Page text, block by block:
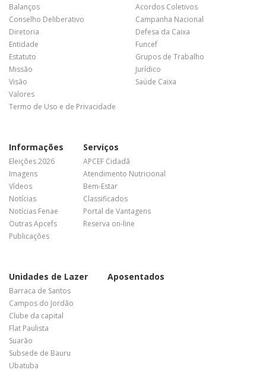
Balanços
Conselho Deliberativo
Diretoria
Entidade
Estatuto
Missão
Visão
Valores
Termo de Uso e de Privacidade
Acordos Coletivos
Campanha Nacional
Defesa da Caixa
Funcef
Grupos de Trabalho
Jurídico
Saúde Caixa
Informações
Eleições 2026
Imagens
Vídeos
Notícias
Notícias Fenae
Outras Apcefs
Publicações
Serviços
APCEF Cidadã
Atendimento Nutricional
Bem-Estar
Classificados
Portal de Vantagens
Reserva on-line
Unidades de Lazer
Barraca de Santos
Campos do Jordão
Clube da capital
Flat Paulista
Suarão
Subsede de Bauru
Ubatuba
Aposentados